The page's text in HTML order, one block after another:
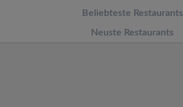
Beliebteste Restaurants
Neuste Restaurants